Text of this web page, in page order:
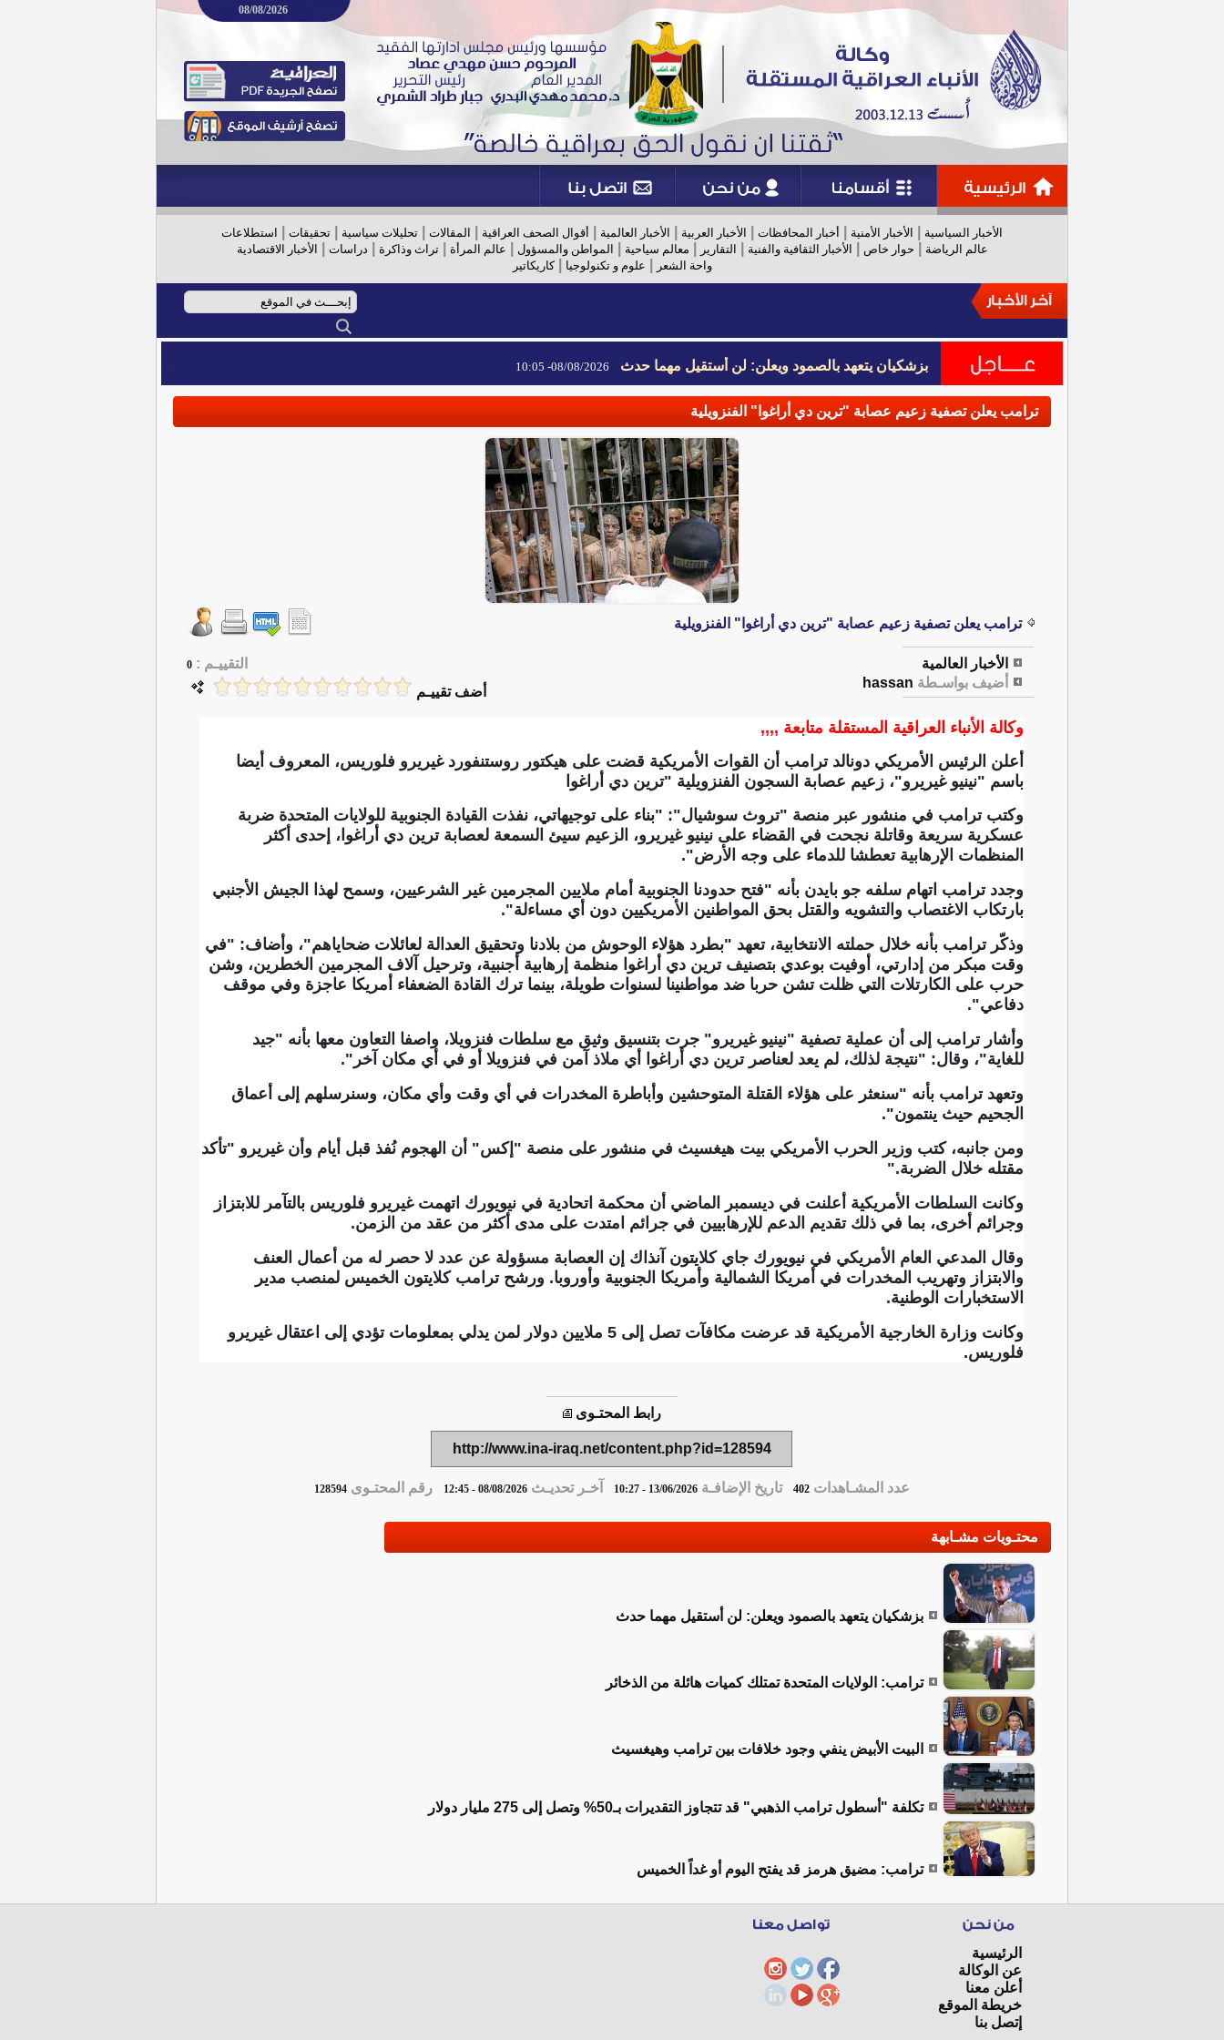
08/08/2026
الأخبار السياسية الأخبار الأمنية أخبار المحافظات الأخبار العربية الأخبار العالمية أقوال الصحف العراقية المقالات تحليلات سياسية تحقيقات
استطلاعات
عالم الرياضة
حوار خاص الأخبار الثقافية والفنية التقارير معالم سياحية المواطن والمسؤول عالم المرأة |تراث وذاكرة دراسات
الأخبار الاقتصادية
واحة الشعر
علوم و تكنولوجيا |كاريكاتير
بزشكيان يتعهد بالصمود ويعلن: لن أستقيل مهما حدث 08/08/2026- 10:05
بزشكيان يتعهد بالصمود ويعلن: لن أستقيل مهما حدث 08/08/2026- 10:05
ترامب يعلن تصفية زعيم عصابة "ترين دي أراغوا" الفنزويلية
ترامب يعلن تصفية زعيم عصابة "ترين دي أراغوا" الفنزويلية
الأخبار العالمية التقييـم : 0
أضيف بواسـطة hassan
أضف تقييـم
وكالة الأنباء العراقية المستقلة متابعة ,,,,
أعلن الرئيس ​الأمريكي دونالد ترامب ‌أن القوات الأمريكية قضت على هيكتور روستنفورد غيريرو فلوريس، المعروف ​أيضا
باسم "نينيو غيريرو"، زعيم ​عصابة السجون الفنزويلية "ترين دي ⁠أراغوا
وكتب ترامب في منشور عبر منصة "تروث سوشيال": "بناء على توجيهاتي، نفذت القيادة الجنوبية للولايات المتحدة ضربة
عسكرية سريعة وقاتلة نجحت في القضاء على نينيو غيريرو، الزعيم سيئ السمعة لعصابة ترين دي أراغوا، إحدى أكثر
المنظمات الإرهابية تعطشا للدماء على وجه الأرض".
وجدد ترامب اتهام سلفه جو بايدن بأنه "فتح حدودنا الجنوبية أمام ملايين المجرمين غير الشرعيين، وسمح لهذا الجيش الأجنبي
بارتكاب الاغتصاب والتشويه والقتل بحق المواطنين الأمريكيين دون أي مساءلة".
وذكّر ترامب بأنه خلال حملته الانتخابية، تعهد "بطرد هؤلاء الوحوش من بلادنا وتحقيق العدالة لعائلات ضحاياهم"، وأضاف: "في
وقت مبكر من إدارتي، أوفيت بوعدي بتصنيف ترين دي أراغوا منظمة إرهابية أجنبية، وترحيل آلاف المجرمين الخطرين، وشن
حرب على الكارتلات التي ظلت تشن حربا ضد مواطنينا لسنوات طويلة، بينما ترك القادة الضعفاء أمريكا عاجزة وفي موقف
دفاعي".
وأشار ترامب إلى أن عملية تصفية "نينيو غيريرو" جرت بتنسيق وثيق مع سلطات فنزويلا، واصفا التعاون معها بأنه "جيد
للغاية"، وقال: "نتيجة لذلك، لم يعد لعناصر ترين دي أراغوا أي ملاذ آمن في فنزويلا أو في أي مكان آخر".
وتعهد ترامب بأنه "سنعثر على هؤلاء القتلة المتوحشين وأباطرة المخدرات في أي وقت وأي مكان، وسنرسلهم إلى أعماق
الجحيم حيث ينتمون".
ومن جانبه، كتب ​وزير الحرب الأمريكي بيت هيغسيث في منشور على منصة "إكس" ​أن الهجوم نُفذ قبل أيام ​وأن ⁠غيريرو "تأكد
مقتله خلال الضربة."
وكانت السلطات الأمريكية أعلنت في ديسمبر الماضي أن محكمة اتحادية في نيويورك اتهمت غيريرو فلوريس بالتآمر للابتزاز
وجرائم أخرى، بما في ذلك تقديم الدعم للإرهابيين في جرائم امتدت على مدى أكثر من عقد من الزمن.
وقال المدعي العام الأمريكي في نيويورك جاي كلايتون آنذاك إن العصابة مسؤولة عن عدد لا حصر له من أعمال العنف
والابتزاز وتهريب المخدرات في أمريكا الشمالية وأمريكا الجنوبية وأوروبا. ورشح ترامب كلايتون الخميس لمنصب مدير
الاستخبارات الوطنية.
وكانت وزارة الخارجية الأمريكية قد عرضت مكافآت تصل إلى 5 ملايين دولار لمن يدلي بمعلومات تؤدي إلى اعتقال غيريرو
فلوريس.
رابط المحتـوى
http://www.ina-iraq.net/content.php?id=128594
عدد المشـاهدات402 تاريخ الإضافـة13/06/2026 - 10:27 آخـر تحديـث08/08/2026 - 12:45 رقم المحتـوى128594
محتـويات مشـابهة
بزشكيان يتعهد بالصمود ويعلن: لن أستقيل مهما حدث
ترامب: الولايات المتحدة تمتلك كميات هائلة من الذخائر
البيت الأبيض ينفي وجود خلافات بين ترامب وهيغسيث
تكلفة "أسطول ترامب الذهبي" قد تتجاوز التقديرات بـ50% وتصل إلى 275 مليار دولار
ترامب: مضيق هرمز قد يفتح اليوم أو غداً الخميس
الرئيسية
عن الوكالة
أعلن معنا
خريطة الموقع
إتصل بنا